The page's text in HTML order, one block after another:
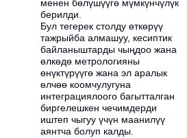
менен бөлүшүүгө мүмкүнчүлүк
берилди.
Бул тегерек столду өткөрүү
тажрыйба алмашуу, кесиптик
байланыштарды чыңдоо жана
өлкөдө метрологияны
өнүктүрүүгө жана эл аралык
өлчөө коомчулугуна
интеграциялоого багытталган
биргелешкен чечимдерди
иштеп чыгуу үчүн маанилүү
аянтча болуп калды.